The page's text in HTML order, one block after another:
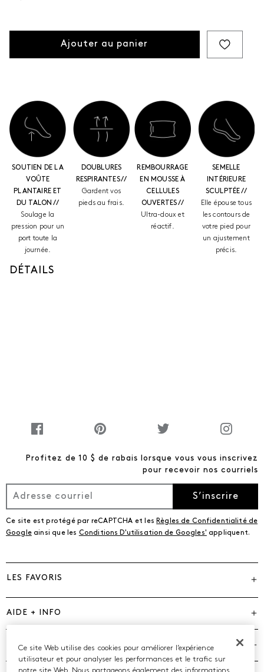
Ajouter au panier
SOUTIEN DE LA
VOÛTE
PLANTAIRE ET
DU TALON //
Soulage la
pression pour un
port toute la
journée.
DOUBLURES
RESPIRANTES //
Gardent vos
pieds au frais.
REMBOURRAGE
EN MOUSSE À
CELLULES
OUVERTES //
Ultra-doux et
réactif.
SEMELLE
INTÉRIEURE
SCULPTÉE //
Elle épouse tous
les contours de
votre pied pour
un ajustement
précis.
DÉTAILS
Profitez de 10 $ de rabais lorsque vous vous inscrivez
pour recevoir nos courriels
S’inscrire
Ce site est protégé par reCAPTCHA et les Règles de Confidentialité de
Googleainsi que les Conditions D'utilisation de Googles' appliquent.
LES FAVORIS
AIDE + INFO
MARQUES
Ce site Web utilise des cookies pour améliorer l’expérience
utilisateur et pour analyser les performances et le trafic sur
notre site Web. Nous partageons également des informations